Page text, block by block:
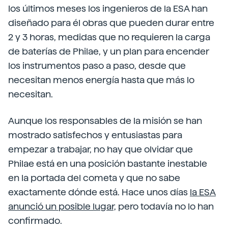
los últimos meses los ingenieros de la ESA han
diseñado para él obras que pueden durar entre
2 y 3 horas, medidas que no requieren la carga
de baterías de Philae, y un plan para encender
los instrumentos paso a paso, desde que
necesitan menos energía hasta que más lo
necesitan.
Aunque los responsables de la misión se han
mostrado satisfechos y entusiastas para
empezar a trabajar, no hay que olvidar que
Philae está en una posición bastante inestable
en la portada del cometa y que no sabe
exactamente dónde está. Hace unos días la ESA
anunció un posible lugar, pero todavía no lo han
confirmado.